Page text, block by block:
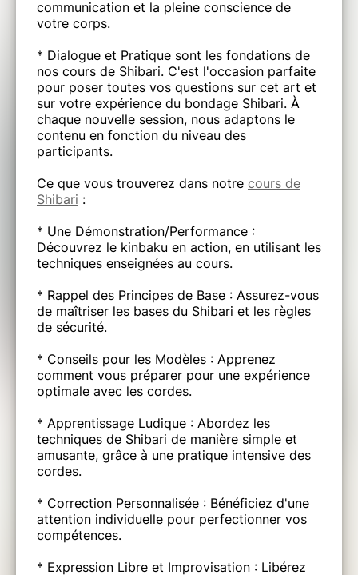
communication et la pleine conscience de
votre corps.
* Dialogue et Pratique sont les fondations de
nos cours de Shibari. C'est l'occasion parfaite
pour poser toutes vos questions sur cet art et
sur votre expérience du bondage Shibari. À
chaque nouvelle session, nous adaptons le
contenu en fonction du niveau des
participants.
Ce que vous trouverez dans notre cours de
Shibari :
* Une Démonstration/Performance :
Découvrez le kinbaku en action, en utilisant les
techniques enseignées au cours.
* Rappel des Principes de Base : Assurez-vous
de maîtriser les bases du Shibari et les règles
de sécurité.
* Conseils pour les Modèles : Apprenez
comment vous préparer pour une expérience
optimale avec les cordes.
* Apprentissage Ludique : Abordez les
techniques de Shibari de manière simple et
amusante, grâce à une pratique intensive des
cordes.
* Correction Personnalisée : Bénéficiez d'une
attention individuelle pour perfectionner vos
compétences.
* Expression Libre et Improvisation : Libérez